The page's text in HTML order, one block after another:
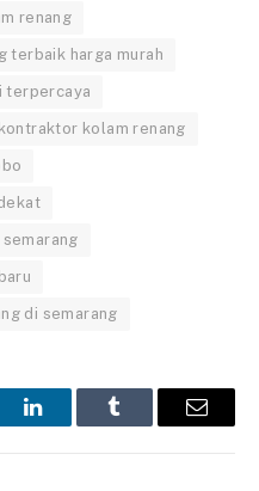
renang
terbaik harga murah
terpercaya
kolam renang
di semarang
LinkedInTumblr Email